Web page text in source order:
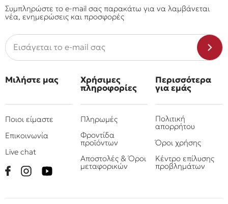
Συμπληρώστε το e-mail σας παρακάτω για να λαμβάνεται
νέα, ενημερώσεις και προσφορές
Μιλήστε μας
Ποιοι είμαστε
Επικοινωνία
Live chat
Χρήσιμες
πληροφορίες
Πληρωμές
Φροντίδα
προϊόντων
Αποστολές & Όροι
μεταφορικών
Περισσότερα
για εμάς
Πολιτική
απορρήτου
Όροι χρήσης
Κέντρο επίλυσης
προβλημάτων